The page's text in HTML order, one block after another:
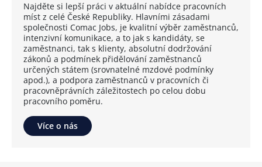
Najděte si lepší práci v aktuální nabídce pracovních
míst z celé České Republiky. Hlavními zásadami
společnosti Comac Jobs, je kvalitní výběr zaměstnanců,
intenzivní komunikace, a to jak s kandidáty, se
zaměstnanci, tak s klienty, absolutní dodržování
zákonů a podmínek přidělování zaměstnanců
určených státem (srovnatelné mzdové podmínky
apod.), a podpora zaměstnanců v pracovních či
pracovněprávních záležitostech po celou dobu
pracovního poměru.
Více o nás